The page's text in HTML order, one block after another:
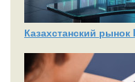
Казахстанский